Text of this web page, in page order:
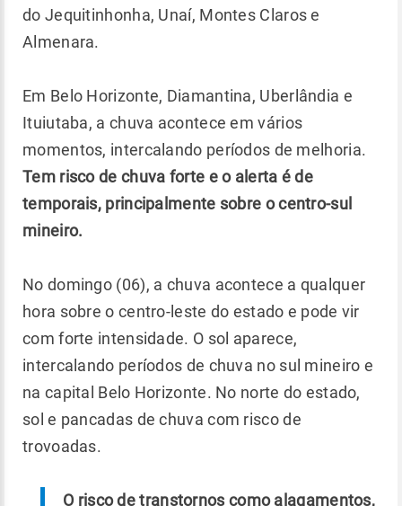
do Jequitinhonha, Unaí, Montes Claros e
Almenara.
Em Belo Horizonte, Diamantina, Uberlândia e
Ituiutaba, a chuva acontece em vários
momentos, intercalando períodos de melhoria.
Tem risco de chuva forte e o alerta é de
temporais, principalmente sobre o centro-sul
mineiro.
No domingo (06), a chuva acontece a qualquer
hora sobre o centro-leste do estado e pode vir
com forte intensidade. O sol aparece,
intercalando períodos de chuva no sul mineiro e
na capital Belo Horizonte. No norte do estado,
sol e pancadas de chuva com risco de
trovoadas.
O risco de transtornos como alagamentos,